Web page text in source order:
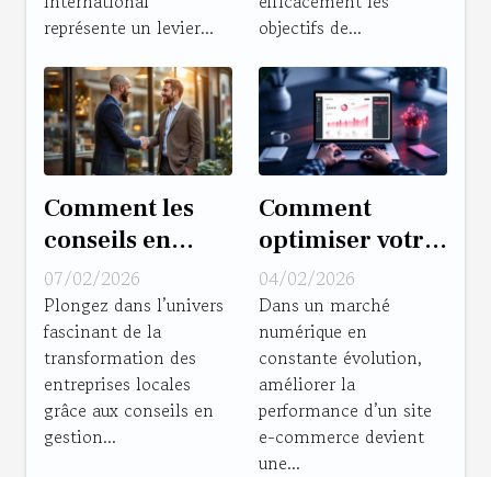
représente un levier...
objectifs de...
Comment les
conseils en
gestion
transforment-
ils les
entreprises
locales ?
07/02/2026
Plongez dans l’univers
fascinant de la
transformation des
entreprises locales
grâce aux conseils en
gestion...
Comment
optimiser votre
site e-
commerce pour
booster les
performances ?
04/02/2026
Dans un marché
numérique en
constante évolution,
améliorer la
performance d’un site
e-commerce devient
une...